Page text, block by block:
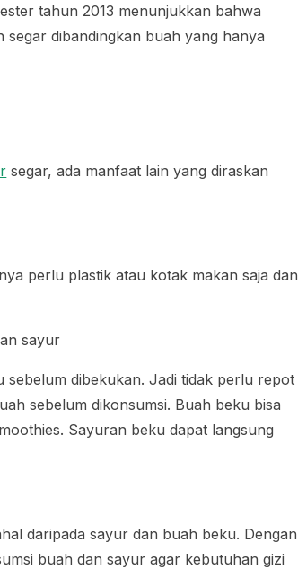
tahun 2013 menunjukkan bahwa
dibandingkan buah yang hanya
segar, ada manfaat lain yang diraskan
perlu plastik atau kotak makan saja dan
sayur
dibekukan. Jadi tidak perlu repot
sebelum dikonsumsi. Buah beku bisa
. Sayuran beku dapat langsung
daripada sayur dan buah beku. Dengan
buah dan sayur agar kebutuhan gizi